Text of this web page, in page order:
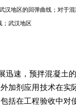
汉地区的回弹曲线；对于
；武汉地区
迅速，预拌混凝土
加剂应用技术在
括在工程验收中